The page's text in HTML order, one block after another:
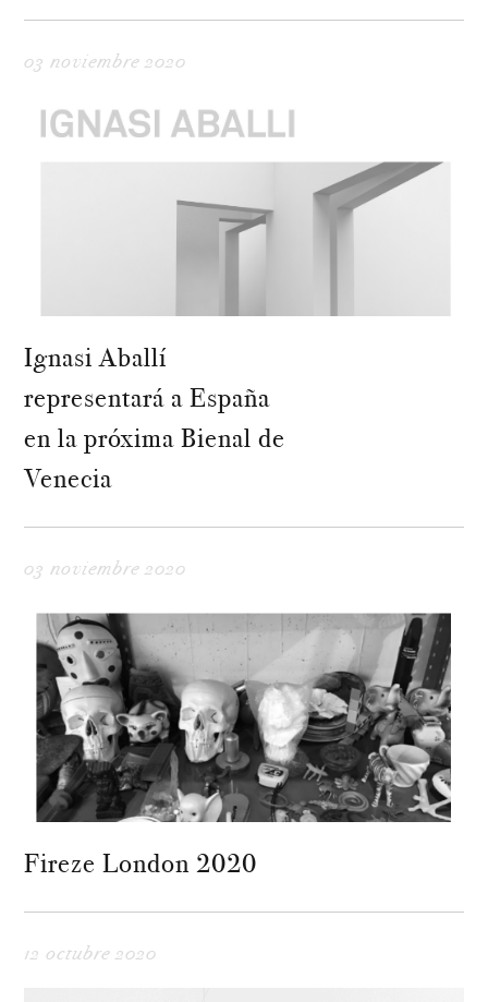
03 noviembre 2020
Ignasi Aballí
representará a España
en la próxima Bienal de
Venecia
03 noviembre 2020
Fireze London 2020
12 octubre 2020